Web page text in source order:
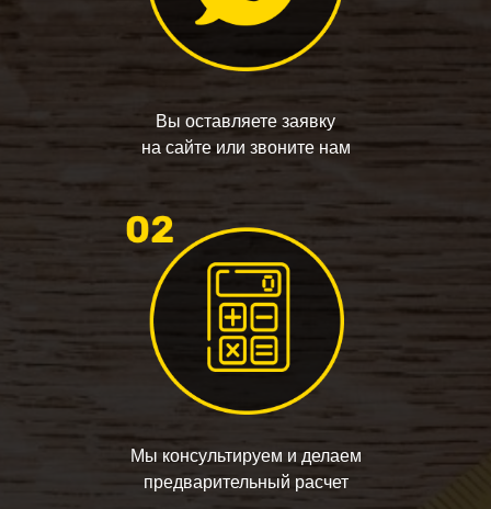
Вы оставляете заявку
на сайте или звоните нам
Мы консультируем и делаем
предварительный расчет